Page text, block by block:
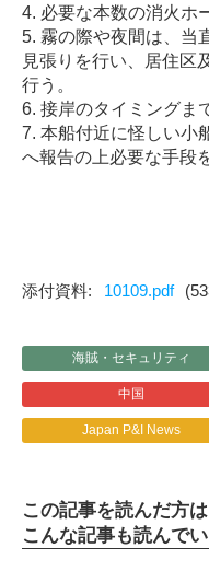
4. 必要な本数の消火ホ
5. 霧の際や夜間は、当
見張りを行い、居住区
行う。
6. 接岸のタイミングま
7. 本船付近に怪しい小
へ報告の上必要な手段
10109.pdf
海賊・セキュリティ
中国
Japan P&I News
この記事を読んだ方は
こんな記事も読んで